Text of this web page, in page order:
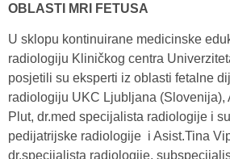
OBLASTI MRI FETUSA
U sklopu kontinuirane medicinske
radiologiju Kliničkog centra
posjetili su eksperti iz oblasti fetalne
radiologiju UKC Ljubljana (Slovenija),
Plut, dr.med specijalista radiologije i
pedijatrijske radiologije i Asist.Tina
dr.specijalista radiologije,